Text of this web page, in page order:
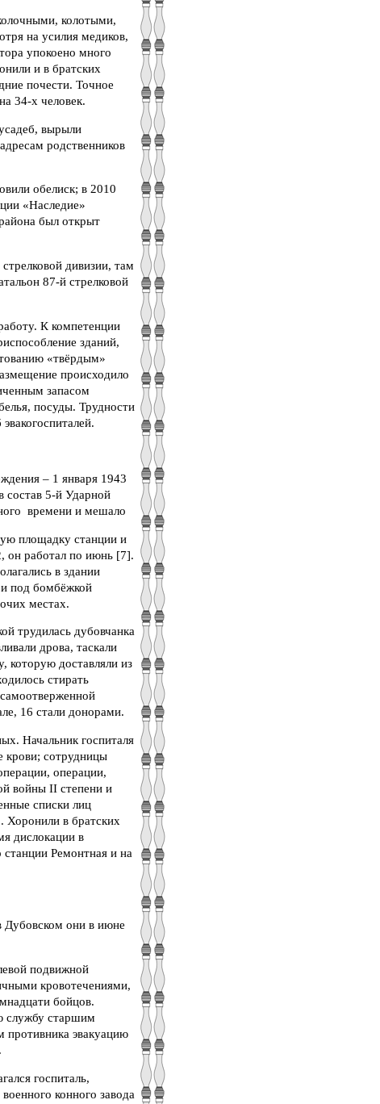
колотыми,
на усилия медиков,
упокоено много
и в братских
почести. Точное
34-х человек.
вырыли
родственников
обелиск; в 2010
«Наследие»
был открыт
дивизии, там
87-й стрелковой
К компетенции
зданий,
«твёрдым»
происходило
запасом
посуды. Трудности
– 1 января 1943
состав 5-й Ударной
времени и мешало
площадку станции и
он работал по июнь [7].
в здании
и под бомбёжкой
местах.
трудилась дубовчанка
дрова, таскали
которую доставляли из
стирать
16 стали донорами.
Начальник госпиталя
крови; сотрудницы
операции,
войны II степени и
списки лиц
в братских
дислокации в
Ремонтная и на
Дубовском они в июне
подвижной
кровотечениями,
бойцов.
службу старшим
противника эвакуацию
госпиталь,
конного завода